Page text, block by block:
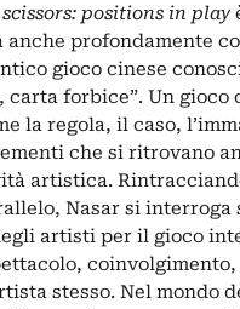
positions in play
anche profondamente
gioco cinese
carta forbice”. Un gioco
la regola, il caso,
che si ritrovano
artistica.
Nasar si interroga
artisti per il gioco
stesso. Nel mondo